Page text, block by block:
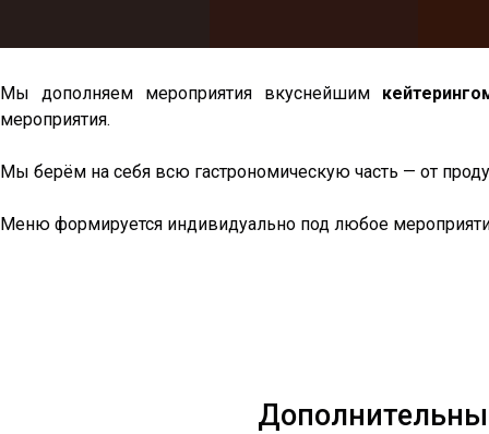
Мы дополняем мероприятия вкуснейшим
мероприятия.
Мы берём на себя всю гастрономическую часть — от
Меню формируется индивидуально под любое